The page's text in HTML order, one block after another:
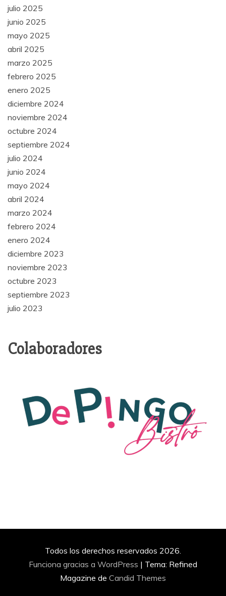
julio 2025
junio 2025
mayo 2025
abril 2025
marzo 2025
febrero 2025
enero 2025
diciembre 2024
noviembre 2024
octubre 2024
septiembre 2024
julio 2024
junio 2024
mayo 2024
abril 2024
marzo 2024
febrero 2024
enero 2024
diciembre 2023
noviembre 2023
octubre 2023
septiembre 2023
julio 2023
Colaboradores
Todos los derechos reservados 2026.
Funciona gracias a WordPress | Tema: Refined
Magazine de Candid Themes